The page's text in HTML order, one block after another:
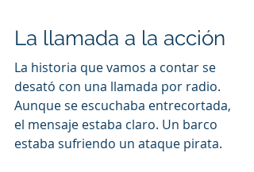
La llamada a la acción
La historia que vamos a contar se
desató con una llamada por radio.
Aunque se escuchaba entrecortada,
el mensaje estaba claro. Un barco
estaba sufriendo un ataque pirata.